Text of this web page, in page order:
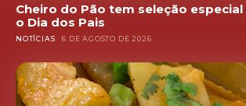
Cheiro do Pão tem seleção
o Dia dos Pais
NOTÍCIAS 6 DE AGOSTO DE 2026